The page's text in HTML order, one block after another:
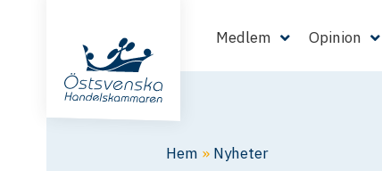
Medlem Opinion
Hem » Nyheter